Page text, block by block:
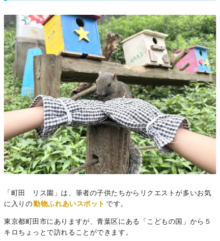
「町田 リス園」は、筆者の子供たちからリクエストが多いお気
に入りの動物ふれあいスポット です。
東京都町田市にありますが、青葉区にある「こどもの国」から５
キロちょっとで訪れることができます。